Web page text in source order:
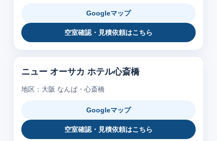
Googleマップ
空室確認・見積依頼はこちら
ニュー オーサカ ホテル心斎橋
地区：大阪 なんば・心斎橋
Googleマップ
空室確認・見積依頼はこちら